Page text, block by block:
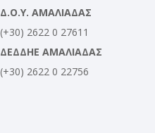
Δ.Ο.Υ. ΑΜΑΛΙΑΔΑΣ
(+30) 2622 0 27611
ΔΕΔΔΗΕ ΑΜΑΛΙΑΔΑΣ
(+30) 2622 0 22756